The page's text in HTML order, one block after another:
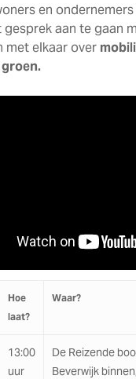
en
aan te gaan
met elkaar over
Hoe
laat?
Waar?
13:00
uur
De Reizende
Beverwijk